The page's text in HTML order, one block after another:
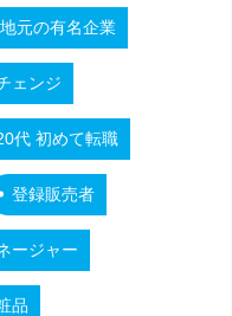
地元の有名企業
ェンジ
代 初めて転職
登録販売者
ージャー
品